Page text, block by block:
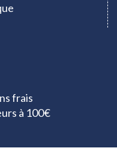
frais
à 100€